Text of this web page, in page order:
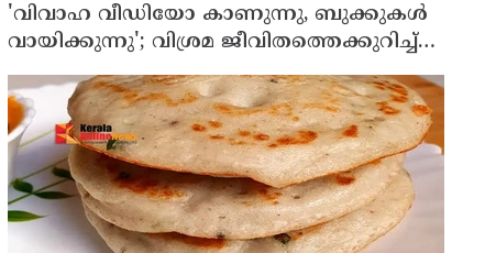
'വിവാഹ വീഡിയോ കാണുന്നു, ബുക്കുകള്‍
വായിക്കുന്നു'; വിശ്രമ ജീവിതത്തെക്കുറിച്ച്
രശ്മിക മന്ദാന